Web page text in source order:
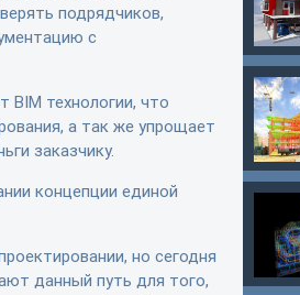
подрядчиков,
с
BIM технологии, что
а так же упрощает
заказчику.
концепции единой
но сегодня
данный путь для того,